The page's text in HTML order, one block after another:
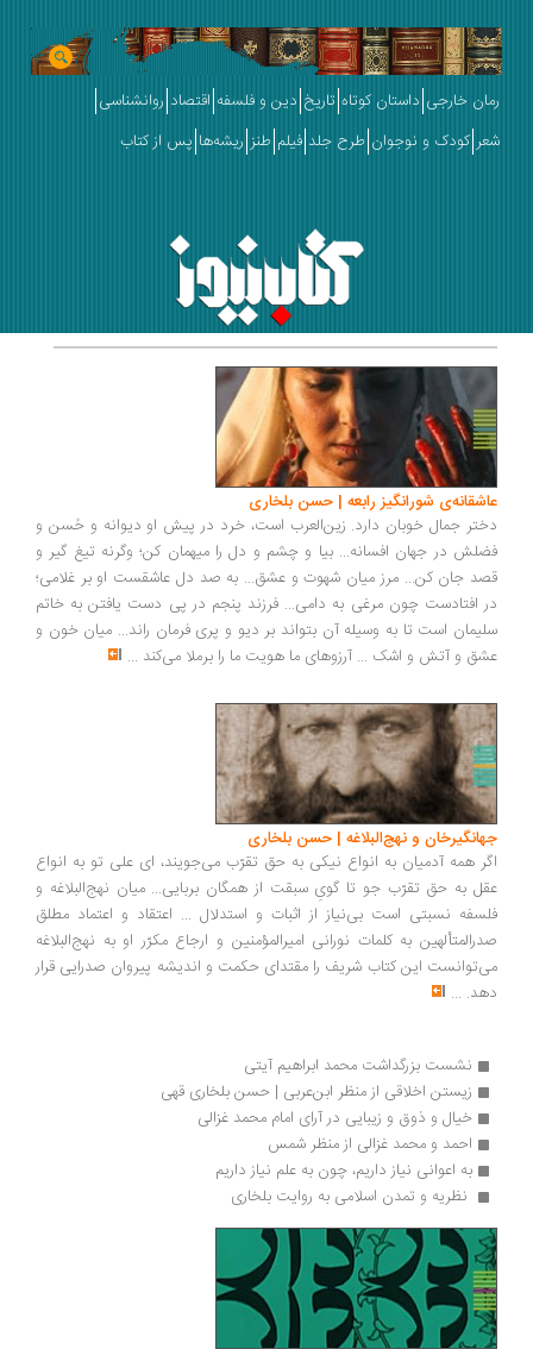
رمان خارجی داستان کوتاه تاریخ دین و فلسفه اقتصاد روانشناسی
شعر کودک و نوجوان طرح جلد فیلم طنز ریشه‌ها پس از کتاب
عاشقانه‌ی شورانگیز رابعه | حسن بلخاری
دختر جمال خوبان دارد. زین‌العرب است، خرد در پیش او دیوانه و حُسن و
فضلش در جهان افسانه... بیا و چشم و دل را میهمان کن؛ وگرنه تیغ گیر و
قصد جان کن... مرز میان شهوت و عشق... به صد دل عاشقست او بر غلامی؛
در افتادست چون مرغی به دامی... فرزند پنجم در پی دست یافتن به خاتم
سلیمان است تا به وسیله آن بتواند بر دیو و پری فرمان راند... میان خون و
عشق و آتش و اشک ... آرزوهای ما هویت ما را برملا می‌کند ...
جهانگیرخان و نهج‌البلاغه | حسن بلخاری
اگر همه آدمیان به انواع نیکی به حق تقرّب می‌جویند، ای علی تو به انواع
عقل به حق تقرّب‌ جو تا گویِ سبقت از همگان بربایی... میان نهج‌البلاغه و
فلسفه نسبتی است بی‌نیاز از اثبات و استدلال ... اعتقاد و اعتماد مطلق
صدرالمتألهین به کلمات نورانی امیرالمؤمنین و ارجاع مکرّر او به نهج‌البلاغه
می‌توانست این کتاب شریف را مقتدای حکمت و اندیشه پیروان صدرایی قرار
دهد. ...
نشست بزرگداشت محمد ابراهیم آیتی
زیستن اخلاقی از منظر ابن‌عربی | حسن بلخاری قهی
خیال و ذوق و زیبایی در آرای امام محمد غزالی
احمد و محمد غزالی‌ از منظر شمس
به اعوانی نیاز داریم، چون به علم نیاز داریم
نظریه و تمدن اسلامی به روایت بلخاری